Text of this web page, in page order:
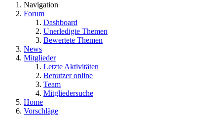
Navigation
Forum
Dashboard
Unerledigte Themen
Bewertete Themen
News
Mitglieder
Letzte Aktivitäten
Benutzer online
Team
Mitgliedersuche
Home
Vorschläge